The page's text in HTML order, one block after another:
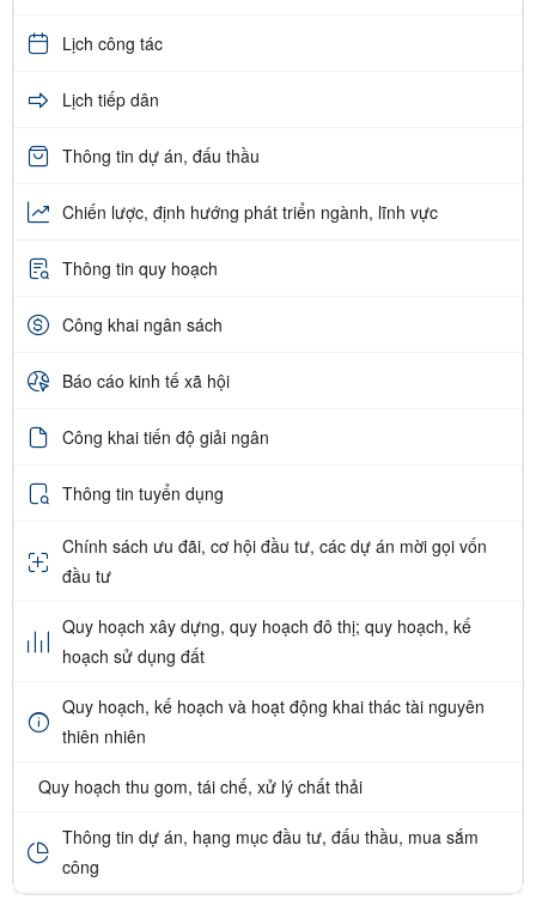
Lịch công tác
Lịch tiếp dân
Thông tin dự án, đấu thầu
Chiến lược, định hướng phát triển ngành, lĩnh vực
Thông tin quy hoạch
Công khai ngân sách
Báo cáo kinh tế xã hội
Công khai tiến độ giải ngân
Thông tin tuyển dụng
Chính sách ưu đãi, cơ hội đầu tư, các dự án mời gọi vốn
đầu tư
Quy hoạch xây dựng, quy hoạch đô thị; quy hoạch, kế
hoạch sử dụng đất
Quy hoạch, kế hoạch và hoạt động khai thác tài nguyên
thiên nhiên
Quy hoạch thu gom, tái chế, xử lý chất thải
Thông tin dự án, hạng mục đầu tư, đấu thầu, mua sắm
công